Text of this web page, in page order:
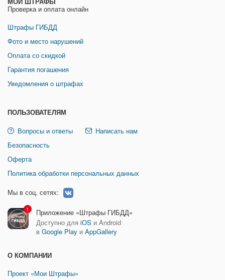
Проверка и оплата онлайн
Штрафы ГИБДД
Фото и место нарушений
Оплата со скидкой
Гарантия погашения
Уведомления о штрафах
ПОЛЬЗОВАТЕЛЯМ
Вопросы и ответы
Написать нам
Безопасность
Оферта
Политика обработки персональных данных
Мы в соц. сетях:
1
Приложение «Штрафы ГИБДД»
Доступно для iOS и Android
в Google Play и AppGallery
О КОМПАНИИ
Проект «Мои Штрафы»